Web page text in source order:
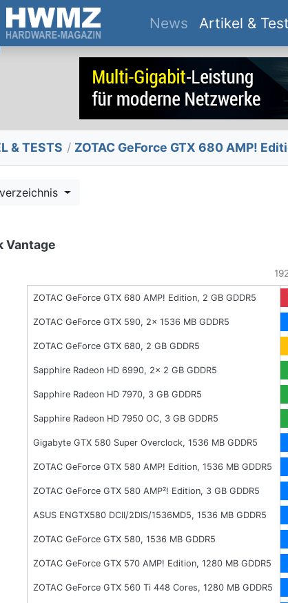
News(current)
Artikel &
& TESTS / ZOTAC GeForce GTX 680 AMP!
Vantage
ZOTAC GeForce GTX 680 AMP! Edition, 2 GB GDDR5
ZOTAC GeForce GTX 590, 2x 1536 MB GDDR5
ZOTAC GeForce GTX 680, 2 GB GDDR5
Sapphire Radeon HD 6990, 2x 2 GB GDDR5
Sapphire Radeon HD 7970, 3 GB GDDR5
Sapphire Radeon HD 7950 OC, 3 GB GDDR5
Gigabyte GTX 580 Super Overclock, 1536 MB GDDR5
ZOTAC GeForce GTX 580 AMP! Edition, 1536 MB GDDR5
ZOTAC GeForce GTX 580 AMP²! Edition, 3 GB GDDR5
ASUS ENGTX580 DCII/2DIS/1536MD5, 1536 MB GDDR5
ZOTAC GeForce GTX 580, 1536 MB GDDR5
ZOTAC GeForce GTX 570 AMP! Edition, 1280 MB GDDR5
ZOTAC GeForce GTX 560 Ti 448 Cores, 1280 MB GDDR5